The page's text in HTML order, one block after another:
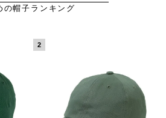
の帽子ランキング